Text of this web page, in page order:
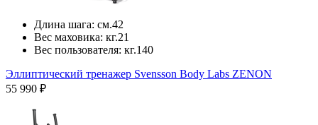
Длина шага: см.42
Вес маховика: кг.21
Вес пользователя: кг.140
Эллиптический тренажер Svensson Body Labs ZENON
55 990 ₽